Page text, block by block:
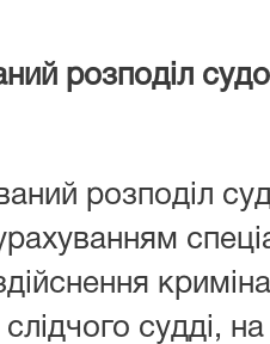
розподіл
розподіл
здійснення
слідчого судді,